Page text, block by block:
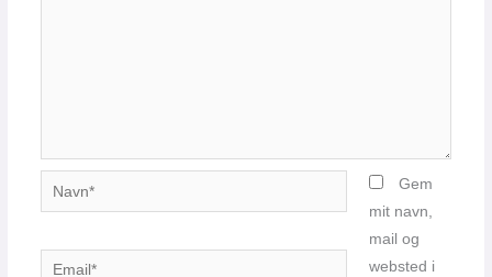
Navn*
Email*
Gem
mit navn,
mail og
websted i